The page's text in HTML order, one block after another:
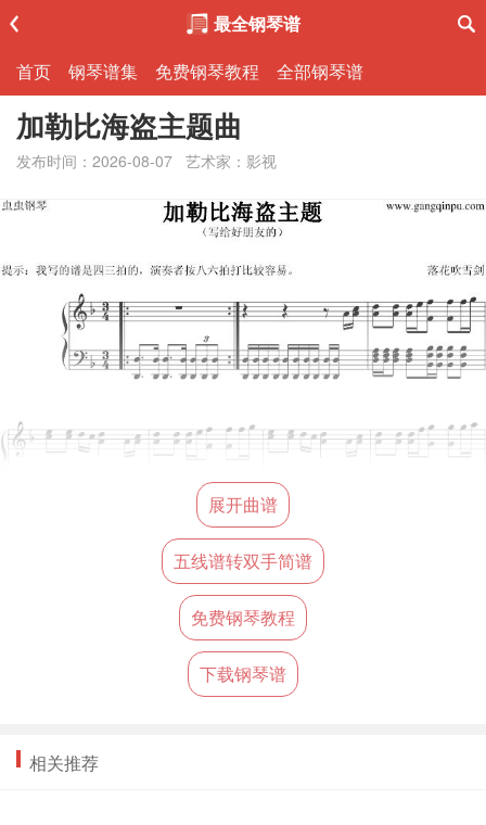
最全钢琴谱
首页
钢琴谱集 免费钢琴教程 全部钢琴谱
加勒比海盗主题曲
发布时间：2026-08-07 艺术家：影视
展开曲谱
五线谱转双手简谱
免费钢琴教程
下载钢琴谱
相关推荐